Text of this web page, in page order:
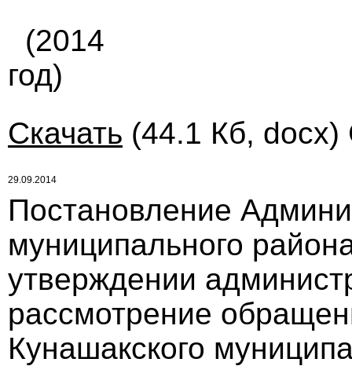
(2014
год)
Скачать (44.1 Кб, docx)
29.09.2014
Постановление
муниципального
утверждении
рассмотрение
Кунашакского